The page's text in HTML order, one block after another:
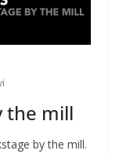
the mill
by the mill.